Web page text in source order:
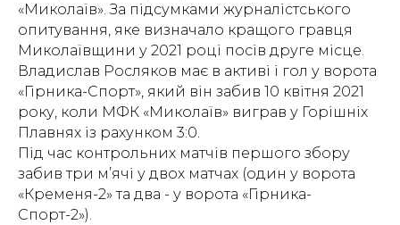
«Миколаїв». За підсумками журналістського
опитування, яке визначало кращого гравця
Миколаївщини у 2021 році посів друге місце.
Владислав Росляков має в активі і гол у ворота
«Гірника-Спорт», який він забив 10 квітня 2021
року, коли МФК «Миколаїв» виграв у Горішніх
Плавнях із рахунком 3:0.
Під час контрольних матчів першого збору
забив три м’ячі у двох матчах (один у ворота
«Кременя-2» та два - у ворота «Гірника-
Спорт-2»).